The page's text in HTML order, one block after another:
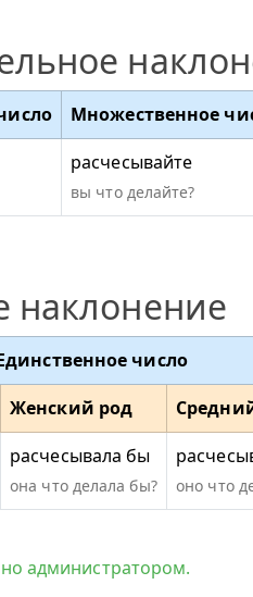
Множественное
расчесывайте
вы что делайте?
наклонение
число
Женский род
расчесывала бы
она что делала бы? оно что
администратором.